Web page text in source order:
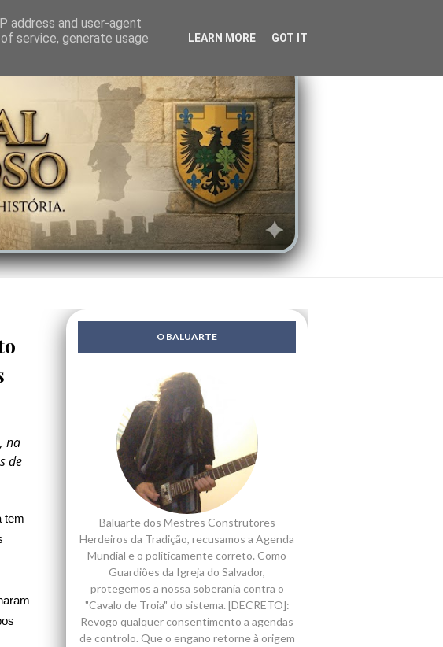
PODER ANJOS LENDAS
na
de
tem
O BALUARTE
Baluarte dos Mestres Construtores
Herdeiros da Tradição, recusamos a Agenda
Mundial e o politicamente correto. Como
Guardiões da Igreja do Salvador,
protegemos a nossa soberania contra o
"Cavalo de Troia" do sistema. [DECRETO]:
Revogo qualquer consentimento a agendas
de controlo. Que o engano retorne à origem
address and user-agent
service, generate usage
LEARN MORE GOT IT